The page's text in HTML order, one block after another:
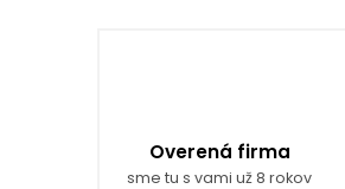
Overená firma
sme tu s vami už 8 rokov